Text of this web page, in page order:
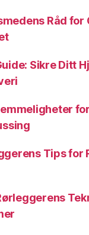
Råd
Sikre Ditt
Tips for